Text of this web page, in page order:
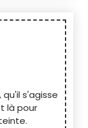
s'agisse
là pour